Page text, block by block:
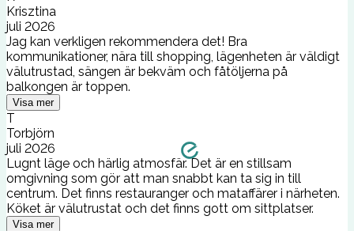
Krisztina
juli 2026
Jag kan verkligen rekommendera det! Bra
kommunikationer, nära till shopping, lägenheten är väldigt
välutrustad, sängen är bekväm och fåtöljerna på
balkongen är toppen.
Visa mer
T
Torbjörn
juli 2026
Lugnt läge och härlig atmosfär. Det är en stillsam
omgivning som gör att man snabbt kan ta sig in till
centrum. Det finns restauranger och mataffärer i närheten.
Köket är välutrustat och det finns gott om sittplatser.
Visa mer